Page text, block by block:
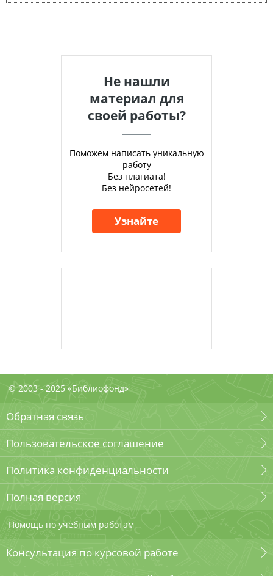
Не нашли
материал для
своей работы?
Поможем написать уникальную
работу
Без плагиата!
Без нейросетей!
Узнайте
© 2003 - 2025 «Библиофонд»
Обратная связь
Пользовательское соглашение
Политика конфиденциальности
Полная версия
Помощь по учебным работам
Консультация по курсовой работе